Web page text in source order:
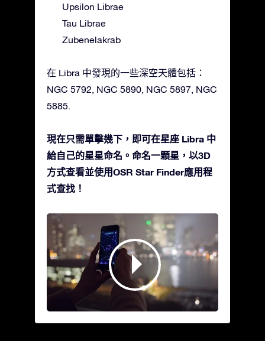
Upsilon Librae
Tau Librae
Zubenelakrab
在 Libra 中發現的一些深空天體包括：
NGC 5792, NGC 5890, NGC 5897, NGC
5885.
現在只需單擊幾下，即可在星座 Libra 中
給自己的星星命名。命名一顆星，以3D
方式查看並使用OSR Star Finder應用程
式查找！